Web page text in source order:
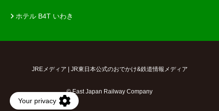
ホテル B4T いわき
JREメディア | JR東日本公式のおでかけ&鉄道情報メディア
© East Japan Railway Company